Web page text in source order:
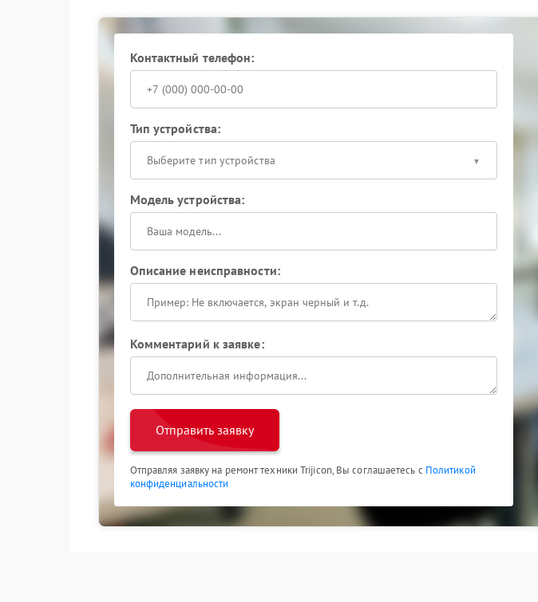
Контактный телефон:
Тип устройства:
Выберите тип устройства
Модель устройства:
Описание неисправности:
Комментарий к заявке:
Отправить заявку
Отправляя заявку на ремонт техники Trijicon, Вы соглашаетесь с Политикой
конфиденциальности